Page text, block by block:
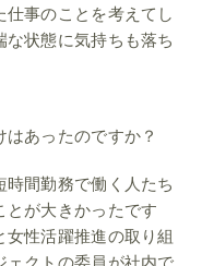
事のことを考えてし
状態に気持ちも落ち
あったのですか？
間勤務で働く人たち
とが大きかったです
性活躍推進の取り組